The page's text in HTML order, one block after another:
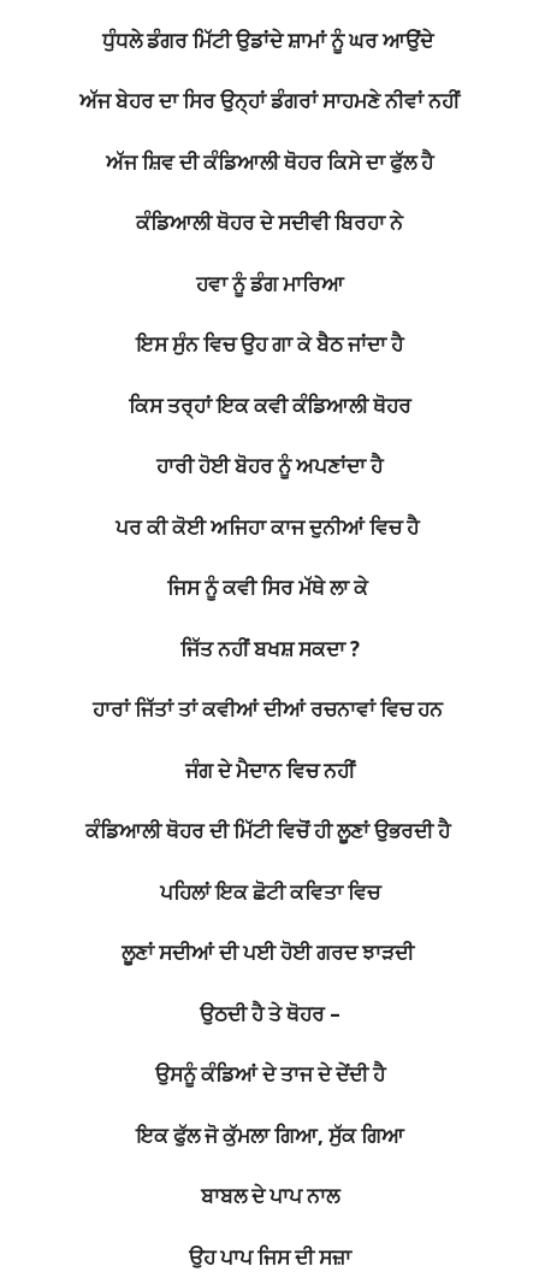
ਧੁੰਧਲੇ ਡੰਗਰ ਮਿੱਟੀ ਉਡਾਂਦੇ ਸ਼ਾਮਾਂ ਨੂੰ ਘਰ ਆਉਂਦੇ
ਅੱਜ ਬੇਹਰ ਦਾ ਸਿਰ ਉਨ੍ਹਾਂ ਡੰਗਰਾਂ ਸਾਹਮਣੇ ਨੀਵਾਂ ਨਹੀਂ
ਅੱਜ ਸ਼ਿਵ ਦੀ ਕੰਡਿਆਲੀ ਥੋਹਰ ਕਿਸੇ ਦਾ ਫੁੱਲ ਹੈ
ਕੰਡਿਆਲੀ ਥੋਹਰ ਦੇ ਸਦੀਵੀ ਬਿਰਹਾ ਨੇ
ਹਵਾ ਨੂੰ ਡੰਗ ਮਾਰਿਆ
ਇਸ ਸੁੰਨ ਵਿਚ ਉਹ ਗਾ ਕੇ ਬੈਠ ਜਾਂਦਾ ਹੈ
ਕਿਸ ਤਰ੍ਹਾਂ ਇਕ ਕਵੀ ਕੰਡਿਆਲੀ ਥੋਹਰ
ਹਾਰੀ ਹੋਈ ਬੋਹਰ ਨੂੰ ਅਪਣਾਂਦਾ ਹੈ
ਪਰ ਕੀ ਕੋਈ ਅਜਿਹਾ ਕਾਜ ਦੁਨੀਆਂ ਵਿਚ ਹੈ
ਜਿਸ ਨੂੰ ਕਵੀ ਸਿਰ ਮੱਥੇ ਲਾ ਕੇ
ਜਿੱਤ ਨਹੀਂ ਬਖਸ਼ ਸਕਦਾ ?
ਹਾਰਾਂ ਜਿੱਤਾਂ ਤਾਂ ਕਵੀਆਂ ਦੀਆਂ ਰਚਨਾਵਾਂ ਵਿਚ ਹਨ
ਜੰਗ ਦੇ ਮੈਦਾਨ ਵਿਚ ਨਹੀਂ
ਕੰਡਿਆਲੀ ਥੋਹਰ ਦੀ ਮਿੱਟੀ ਵਿਚੋਂ ਹੀ ਲੂਣਾਂ ਉਭਰਦੀ ਹੈ
ਪਹਿਲਾਂ ਇਕ ਛੋਟੀ ਕਵਿਤਾ ਵਿਚ
ਲੂਣਾਂ ਸਦੀਆਂ ਦੀ ਪਈ ਹੋਈ ਗਰਦ ਝਾੜਦੀ
ਉਠਦੀ ਹੈ ਤੇ ਥੋਹਰ –
ਉਸਨੂੰ ਕੰਡਿਆਂ ਦੇ ਤਾਜ ਦੇ ਦੇਂਦੀ ਹੈ
ਇਕ ਫੁੱਲ ਜੋ ਕੁੱਮਲਾ ਗਿਆ, ਸੁੱਕ ਗਿਆ
ਬਾਬਲ ਦੇ ਪਾਪ ਨਾਲ
ਉਹ ਪਾਪ ਜਿਸ ਦੀ ਸਜ਼ਾ